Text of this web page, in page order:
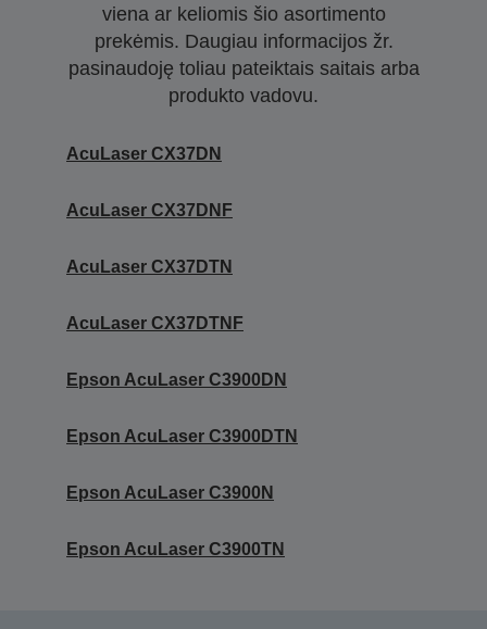
viena ar keliomis šio asortimento
prekėmis. Daugiau informacijos žr.
pasinaudoję toliau pateiktais saitais arba
produkto vadovu.
AcuLaser CX37DN
AcuLaser CX37DNF
AcuLaser CX37DTN
AcuLaser CX37DTNF
Epson AcuLaser C3900DN
Epson AcuLaser C3900DTN
Epson AcuLaser C3900N
Epson AcuLaser C3900TN